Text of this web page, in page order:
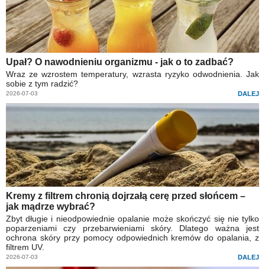
Upał? O nawodnieniu organizmu - jak o to zadbać?
Wraz ze wzrostem temperatury, wzrasta ryzyko odwodnienia. Jak
sobie z tym radzić?
2026-07-03 DALEJ
Kremy z filtrem chronią dojrzałą cerę przed słońcem –
jak mądrze wybrać?
Zbyt długie i nieodpowiednie opalanie może skończyć się nie tylko
poparzeniami czy przebarwieniami skóry. Dlatego ważna jest
ochrona skóry przy pomocy odpowiednich kremów do opalania, z
filtrem UV.
2026-07-03 DALEJ